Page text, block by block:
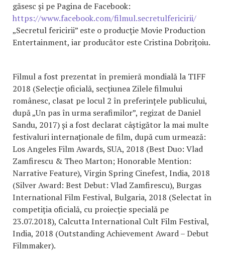
găsesc și pe Pagina de Facebook:
https://www.facebook.com/filmul.secretulfericirii/
„Secretul fericirii” este o producție Movie Production
Entertainment, iar producător este Cristina Dobrițoiu.
Filmul a fost prezentat în premieră mondială la TIFF
2018 (Selecție oficială, secțiunea Zilele filmului
românesc, clasat pe locul 2 în preferințele publicului,
după „Un pas în urma serafimilor”, regizat de Daniel
Sandu, 2017) și a fost declarat câștigător la mai multe
festivaluri internaționale de film, după cum urmează:
Los Angeles Film Awards, SUA, 2018 (Best Duo: Vlad
Zamfirescu & Theo Marton; Honorable Mention:
Narrative Feature), Virgin Spring Cinefest, India, 2018
(Silver Award: Best Debut: Vlad Zamfirescu), Burgas
International Film Festival, Bulgaria, 2018 (Selectat în
competiția oficială, cu proiecție specială pe
23.07.2018), Calcutta International Cult Film Festival,
India, 2018 (Outstanding Achievement Award – Debut
Filmmaker).